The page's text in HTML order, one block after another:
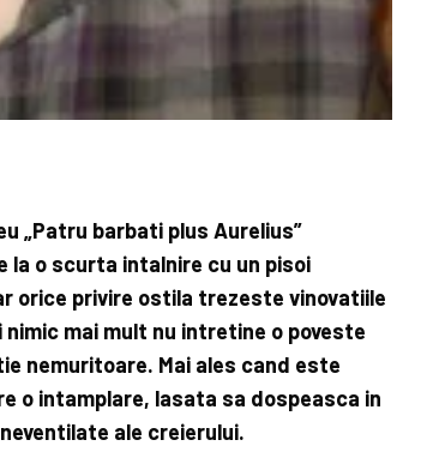
„Patru barbati plus Aurelius”
la o scurta intalnire cu un pisoi
orice privire ostila trezeste vinovatiile
mai mult nu intretine o poveste
nemuritoare. Mai ales cand este
o intamplare, lasata sa dospeasca in
ale creierului.